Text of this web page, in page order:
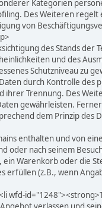
Kategorien
Des Weiteren
von
des Stands der
und des
Schutzniveau zu
durch Kontrolle des
ihrer Trennung. Des
gewährleisten.
dem Prinzip des
enthalten und von
nach seinem
Warenkorb oder die
erfüllen (z.B., wenn